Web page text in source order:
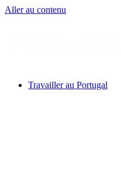
Aller au contenu
Travailler au Portugal